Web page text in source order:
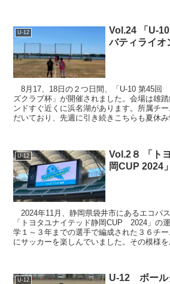
U-12
Vol.24 「U-
バティライオ
8月17、18日の２つ日間、「U-10 第45回
ズクラブ杯」が開催されました。会場は雄
ンドすぐ近くに浜名湖があります。所属チ
だいており、先週に引き続きこちらも夏休
U-12
Vol.2８ 「ト
岡CUP 2024」
2024年11月、静岡県袋井市にあるエコパ
「トヨタユナイテッド静岡CUP 2024」の
学１～３年までの選手で編成された３６チ
にサッカーを楽しんでいました。その模様を
U-12
U-12 ボール